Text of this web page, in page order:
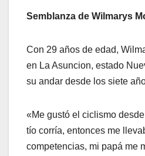
Semblanza de Wilmarys
Con 29 años de edad,
en La Asuncion, estado
su andar desde los siete
«Me gustó el ciclismo
tío corría, entonces me
competencias, mi papá me